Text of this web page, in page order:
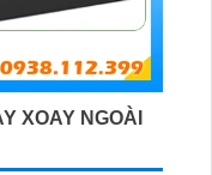
XOAY NGOÀI